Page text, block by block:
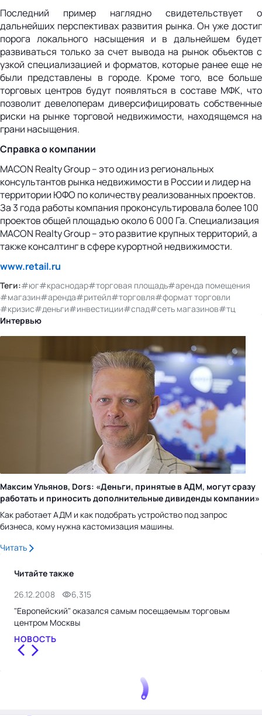
Последний пример наглядно свидетельствует о
дальнейших перспективах развития рынка. Он уже достиг
порога локального насыщения и в дальнейшем будет
развиваться только за счет вывода на рынок объектов с
узкой специализацией и форматов, которые ранее еще не
были представлены в городе. Кроме того, все больше
торговых центров будут появляться в составе МФК, что
позволит девелоперам диверсифицировать собственные
риски на рынке торговой недвижимости, находящемся на
грани насыщения.
Справка о компании
MACON Realty Group – это один из региональных
консультантов рынка недвижимости в России и лидер на
территории ЮФО по количеству реализованных проектов.
За 3 года работы компания проконсультировала более 100
проектов общей площадью около 6 000 Га. Специализация
MACON Realty Group – это развитие крупных территорий, а
также консалтинг в сфере курортной недвижимости.
www.retail.ru
Теги:#юг#краснодар#торговая площадь#аренда помещения
#магазин#аренда#ритейл#торговля#формат торговли
#кризис#деньги#инвестиции#спад#сеть магазинов#тц
Интервью
Максим Ульянов, Dors: «Деньги, принятые в АДМ, могут сразу
работать и приносить дополнительные дивиденды компании»
Как работает АДМ и как подобрать устройство под запрос
бизнеса, кому нужна кастомизация машины.
Читать
Читайте также
26.12.2008
6,315
"Европейский" оказался самым посещаемым торговым
центром Москвы
НОВОСТЬ